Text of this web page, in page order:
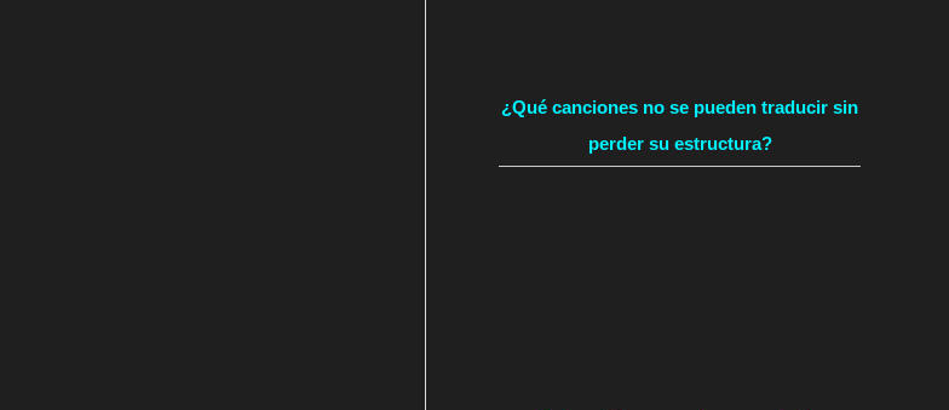
¿Qué canciones no se pueden traducir sin
perder su estructura?